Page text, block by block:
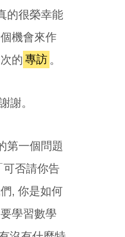
的很榮幸能
機會來作
的 專訪 。
謝。
第一個問題
可否請你告
, 你是如何
學習數學